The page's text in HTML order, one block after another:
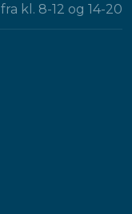
fra kl. 8-12 og 14-20​